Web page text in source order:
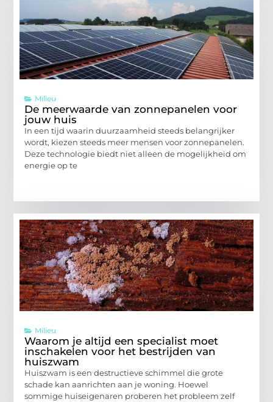
Milieu
De meerwaarde van zonnepanelen voor
jouw huis
In een tijd waarin duurzaamheid steeds belangrijker
wordt, kiezen steeds meer mensen voor zonnepanelen.
Deze technologie biedt niet alleen de mogelijkheid om
energie op te
Milieu
Waarom je altijd een specialist moet
inschakelen voor het bestrijden van
huiszwam
Huiszwam is een destructieve schimmel die grote
schade kan aanrichten aan je woning. Hoewel
sommige huiseigenaren proberen het probleem zelf